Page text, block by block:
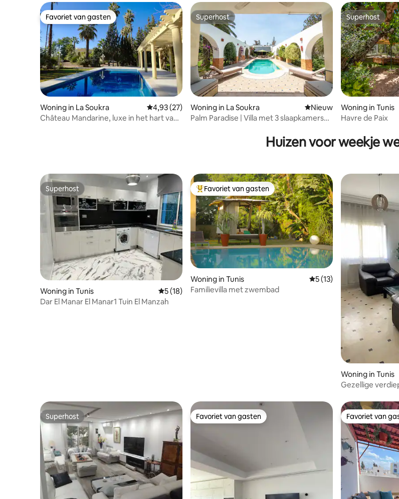
om toegang te krijgen tot het
familiezwembad
Favoriet van gasten
Favoriet van gasten
Woning in La Soukra Gemiddelde beoordeling van 4,93 uit 5, 27 recensies
4,93 (27)
Château Mandarine, luxe in het hart van
Superhost
Superhost
Woning in La Soukra Nieuwe accommodatie
Nieuw
Palm Paradise | Villa met 3 slaapkamers
Superhost
Superhost
Woning in Tunis
Havre de Paix
Huizen voor weekje
Superhost
Superhost
Woning in Tunis Gemiddelde beoordeling van 5 uit 5, 18 recensies
5 (18)
Dar El Manar El Manar1 Tuin El Manzah
Topfavoriet van gasten
Favoriet van gasten
Woning in Tunis Gemiddelde beoordeling
5 (13)
Familievilla met zwembad
Woning in Tunis
Gezellige
Superhost
Superhost Favoriet van gasten
Favoriet van gasten Favoriet van
Favoriet van